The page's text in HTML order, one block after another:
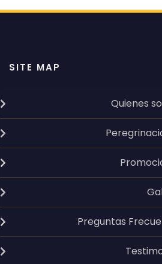
SITE MAP
Quienes
Preguntas